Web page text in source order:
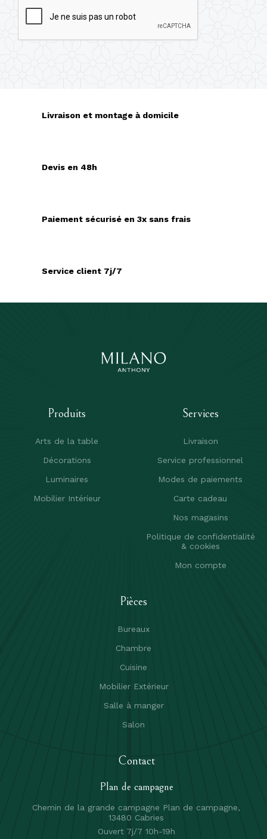
Livraison et montage à domicile
Devis en 48h
Paiement sécurisé en 3x sans frais
Service client 7j/7
Produits
Arts de la table
Décorations
Luminaires
Mobilier Intérieur
Services
Livraison
Service professionnel
Modes de paiements
Carte cadeau
Nos magasins
Politique de confidentialité
& cookies
Mon compte
Pièces
Bureaux
Chambre
Cuisine
Mobilier Extérieur
Salle à manger
Salon
Contact
Plan de campagne
Chemin de la grande campagne Plan de campagne,
13480 Cabries
Ouvert 7j/7 10h-19h